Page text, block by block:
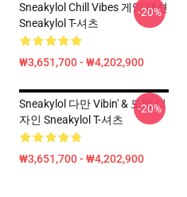
Sneakylol Chill Vibes 게임 패션
Sneakylol T-셔츠
₩3,651,700 - ₩4,202,900
-20%
Sneakylol 다만 Vibin' & 도박 디
자인 Sneakylol T-셔츠
₩3,651,700 - ₩4,202,900
-20%